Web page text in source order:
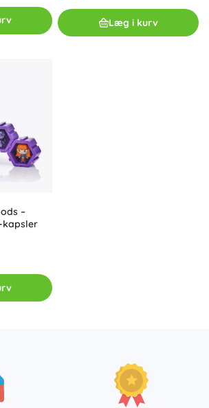
Læg i kurv
–
kapsler